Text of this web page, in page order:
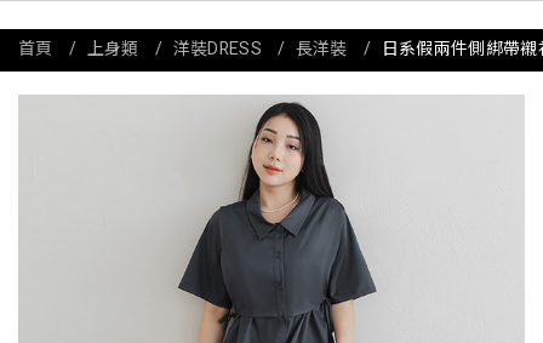
首頁 上身類 洋裝DRESS 長洋裝 日系假兩件側綁帶